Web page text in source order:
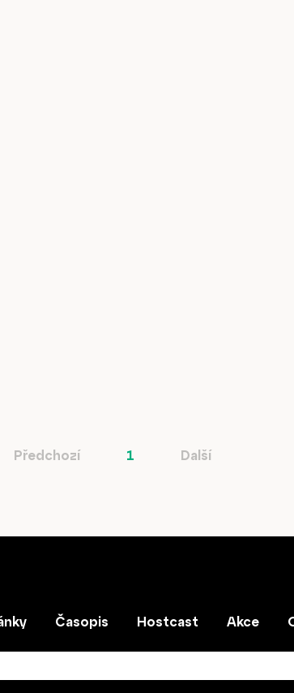
Předchozí 1 Další
Časopis Hostcast Akce